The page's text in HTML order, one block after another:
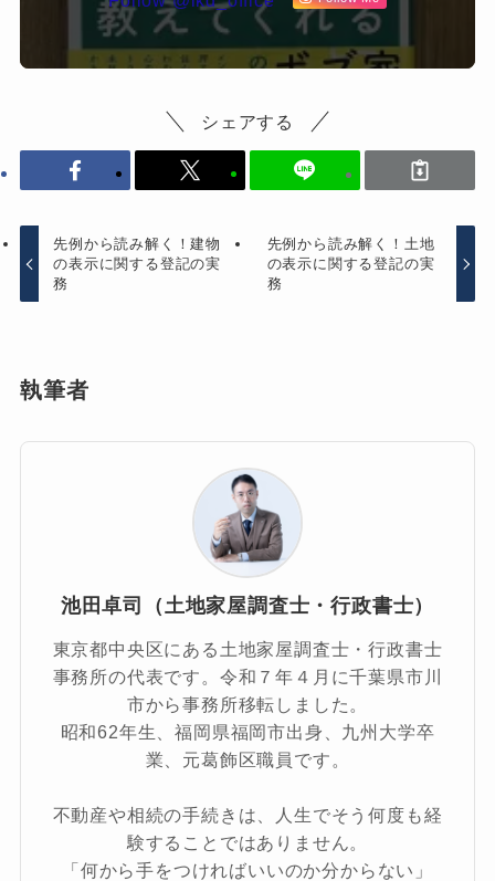
シェアする
先例から読み解く！建物
の表示に関する登記の実
務
先例から読み解く！土地
の表示に関する登記の実
務
執筆者
池田卓司（土地家屋調査士・行政書士）
東京都中央区にある土地家屋調査士・行政書士
事務所の代表です。令和７年４月に千葉県市川
市から事務所移転しました。
昭和62年生、福岡県福岡市出身、九州大学卒
業、元葛飾区職員です。
不動産や相続の手続きは、人生でそう何度も経
験することではありません。
「何から手をつければいいのか分からない」